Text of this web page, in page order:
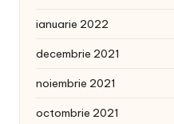
ianuarie 2022
decembrie 2021
noiembrie 2021
octombrie 2021